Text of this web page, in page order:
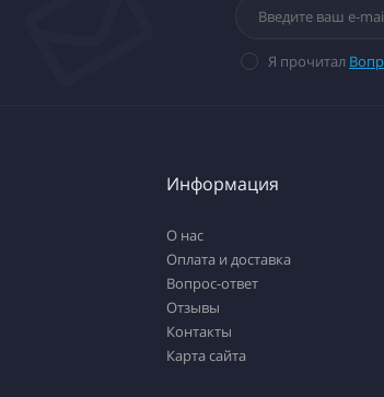
Я прочитал
Информация
О нас
Оплата и доставка
Вопрос-ответ
Отзывы
Контакты
Карта сайта